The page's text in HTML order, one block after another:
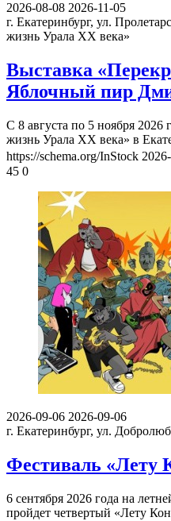
2026-08-08 2026-11-05
г. Екатеринбург, ул.
жизнь Урала ХХ века»
Выставка
Яблочный пир
С 8 августа по 5 ноября 2026
жизнь Урала ХХ века» в
https://schema.org/InStock
45 0
2026-09-06 2026-09-06
г. Екатеринбург, ул.
Фестиваль «Лету
6 сентября 2026 года на
пройдет четвертый «Лету